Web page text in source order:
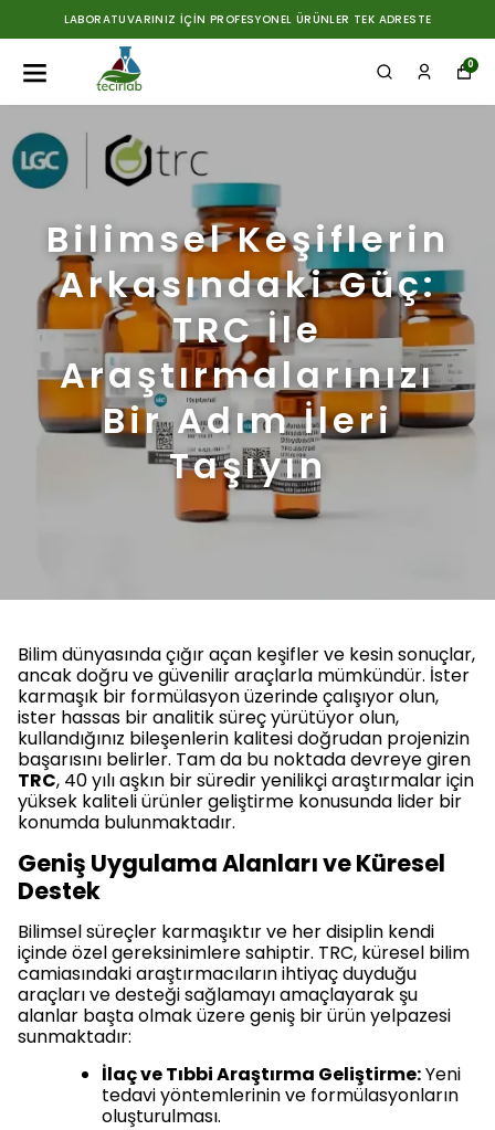
LABORATUVARINIZ İÇIN PROFESYONEL ÜRÜNLER TEK ADRESTE
0
Bilimsel Keşiflerin
Arkasındaki Güç:
TRC İle
Araştırmalarınızı
Bir Adım İleri
Taşıyın
Bilim dünyasında çığır açan keşifler ve kesin sonuçlar,
ancak doğru ve güvenilir araçlarla mümkündür. İster
karmaşık bir formülasyon üzerinde çalışıyor olun,
ister hassas bir analitik süreç yürütüyor olun,
kullandığınız bileşenlerin kalitesi doğrudan projenizin
başarısını belirler. Tam da bu noktada devreye giren
TRC, 40 yılı aşkın bir süredir yenilikçi araştırmalar için
yüksek kaliteli ürünler geliştirme konusunda lider bir
konumda bulunmaktadır.
Geniş Uygulama Alanları ve Küresel
Destek
Bilimsel süreçler karmaşıktır ve her disiplin kendi
içinde özel gereksinimlere sahiptir. TRC, küresel bilim
camiasındaki araştırmacıların ihtiyaç duyduğu
araçları ve desteği sağlamayı amaçlayarak şu
alanlar başta olmak üzere geniş bir ürün yelpazesi
sunmaktadır:
İlaç ve Tıbbi Araştırma Geliştirme:Yeni
tedavi yöntemlerinin ve formülasyonların
oluşturulması.